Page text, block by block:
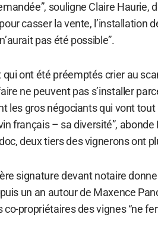
souligne Claire Haurie,
casser la vente, l’installation
pas été possible”.
qui ont été préemptés crier au
ne peuvent pas s’installer
les gros négociants qui vont
français – sa diversité”,
deux tiers des vignerons ont
signature devant notaire
un an autour de Maxence
propriétaires des vignes “ne